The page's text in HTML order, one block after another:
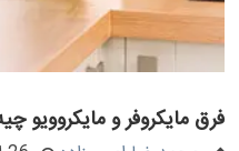
فرق مایکروفر و مایکروویو